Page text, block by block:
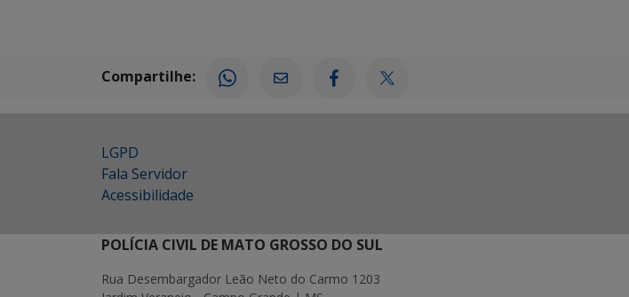
Compartilhe:
LGPD
Fala Servidor
Acessibilidade
POLÍCIA CIVIL DE MATO GROSSO DO SUL
Rua Desembargador Leão Neto do Carmo 1203